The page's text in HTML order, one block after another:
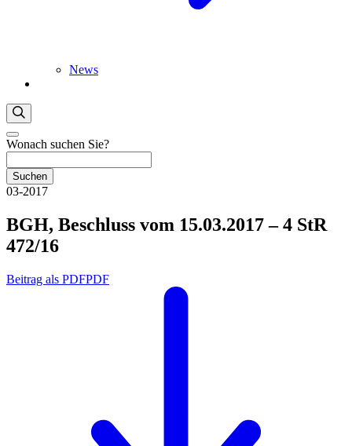
News
Wonach suchen Sie?
Suchen
03-2017
BGH, Beschluss vom 15.03.2017 – 4 StR
472/16
Beitrag als PDFPDF